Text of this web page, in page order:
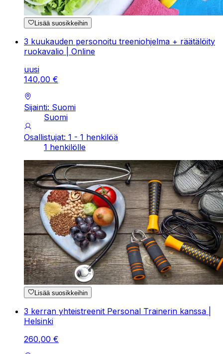
Lisää suosikkeihin
3 kuukauden personoitu treeniohjelma + räätälöity
ruokavalio | Online
uusi
140,00 €
Sijainti: Suomi
Suomi
Osallistujat: 1 - 1 henkilöä
1 henkilölle
Lisää suosikkeihin
3 kerran yhteistreenit Personal Trainerin kanssa |
Helsinki
260,00 €